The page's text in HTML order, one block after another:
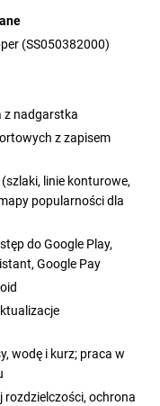
(SS050382000)
z nadgarstka
z zapisem
linie konturowe,
popularności dla
do Google Play,
Google Pay
wodę i kurz; praca w
rozdzielczości, ochrona